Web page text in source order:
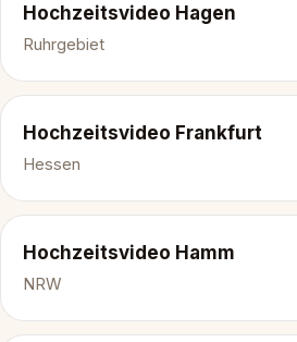
Hochzeitsvideo Hagen
Ruhrgebiet
Hochzeitsvideo Frankfurt
Hessen
Hochzeitsvideo Hamm
NRW